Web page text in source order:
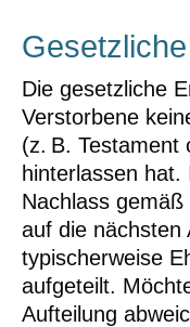
Die gesetzliche
Verstorbene
(z. B. Testament
hinterlassen
Nachlass
auf die nächsten
typischerweise
aufgeteilt.
Aufteilung